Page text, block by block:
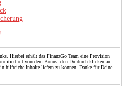
Hierbei erhält das FinanzGo Team eine Provision
oft von dem Bonus, den Du durch klicken auf
hilfreiche Inhalte liefern zu können. Danke für Deine